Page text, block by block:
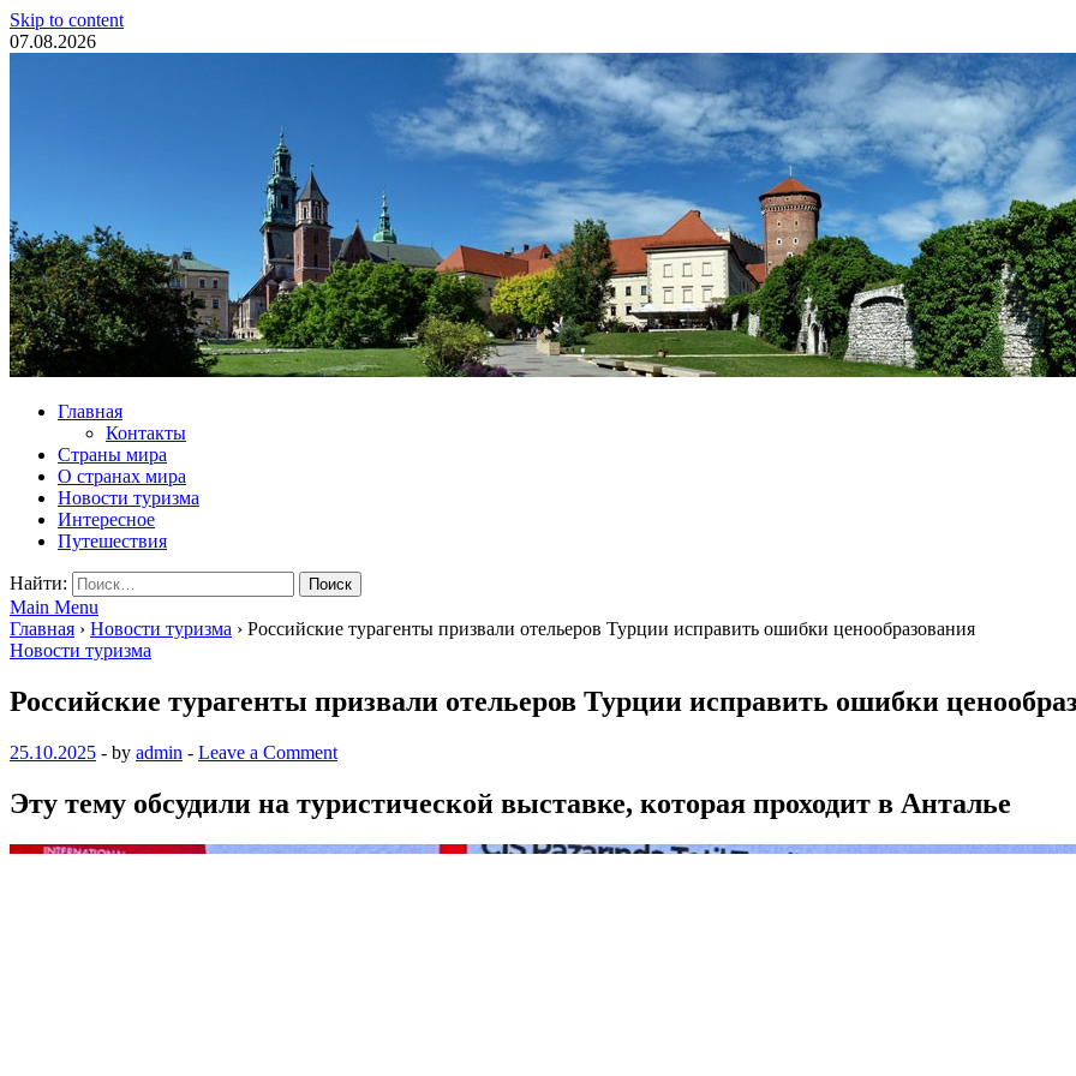
Skip to content
07.08.2026
Туристические новости
Главная
Контакты
Страны мира
О странах мира
Новости туризма
Интересное
Путешествия
Найти:
Main Menu
Главная › Новости туризма › Российские турагенты призвали отельеров Турции исправить ошибки ценообразования
Новости туризма
Российские турагенты призвали отельеров Турции исправить ошибки
25.10.2025 - by admin - Leave a Comment
Эту тему обсудили на туристической выставке, которая проходит в Анталье